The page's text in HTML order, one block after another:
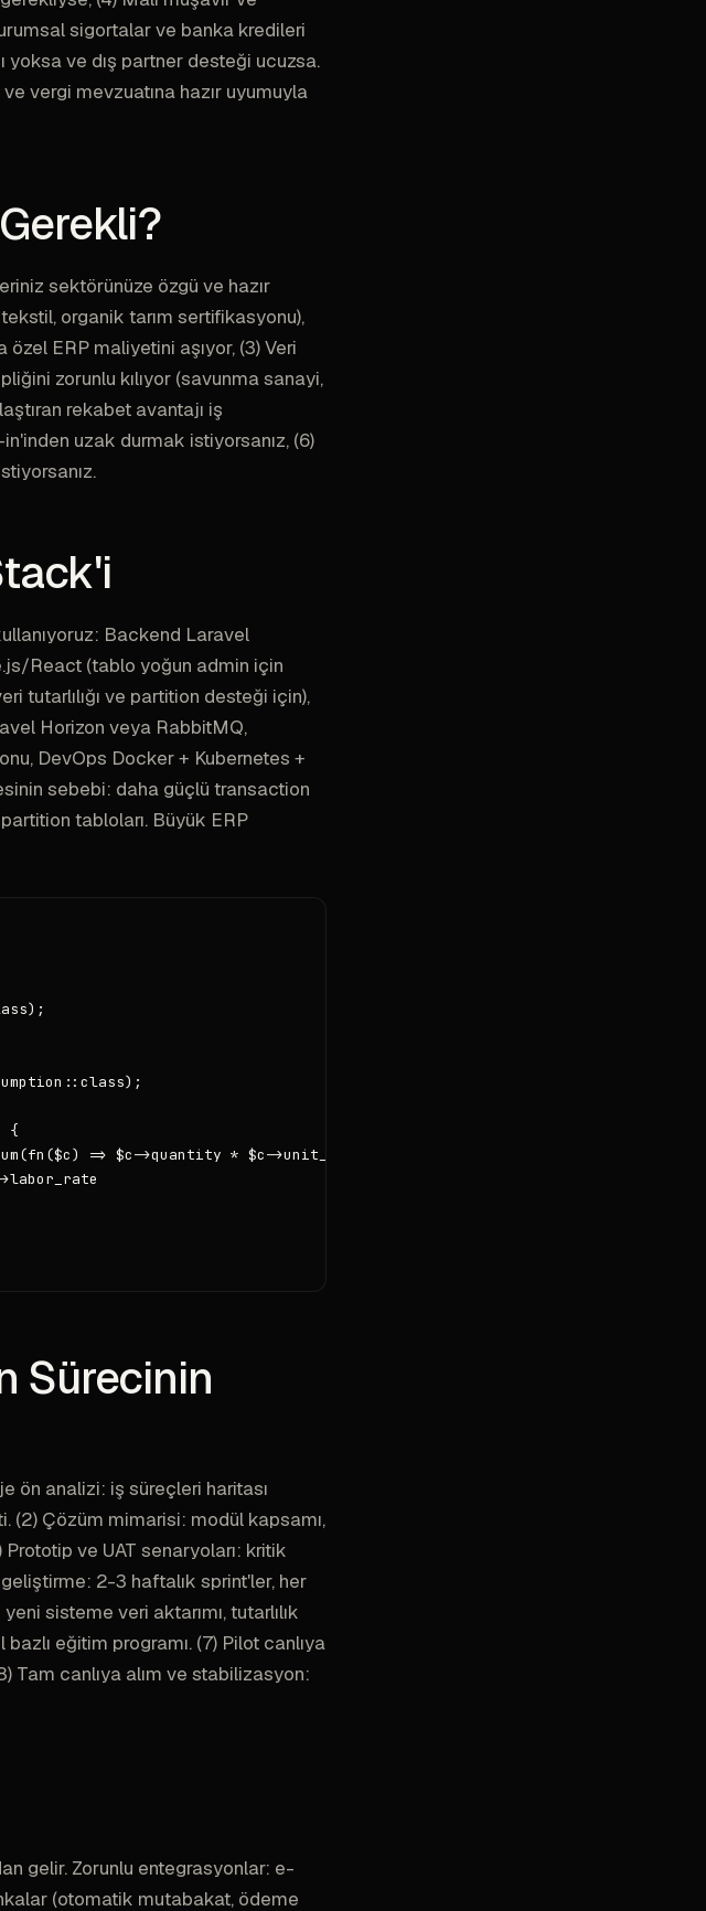
sigortalar ve banka kredileri
yoksa ve dış partner desteği ucuzsa.
vergi mevzuatına hazır uyumuyla
sektörünüze özgü ve hazır
organik tarım sertifikasyonu),
özel ERP maliyetini aşıyor, (3) Veri
zorunlu kılıyor (savunma sanayi,
rekabet avantajı iş
uzak durmak istiyorsanız, (6)
Backend Laravel
React (tablo yoğun admin için
tutarlılığı ve partition desteği için),
Horizon veya RabbitMQ,
DevOps Docker + Kubernetes +
sebebi: daha güçlü transaction
tabloları. Büyük ERP
{
=> $c->quantity * $c->unit_cost)
Sürecinin
ön analizi: iş süreçleri haritası
(2) Çözüm mimarisi: modül kapsamı,
Prototip ve UAT senaryoları: kritik
2-3 haftalık sprint'ler, her
sisteme veri aktarımı, tutarlılık
eğitim programı. (7) Pilot canlıya
Tam canlıya alım ve stabilizasyon:
gelir. Zorunlu entegrasyonlar: e-
(otomatik mutabakat, ödeme